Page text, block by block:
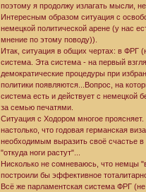
поэтому я продолжу излагать мысли,
Интересным образом ситуация с
немецкой политической арене (у нас
мнение по этому поводу)).
Итак, ситуация в общих чертах: в ФРГ
система. Эта система - на первый
демократические процедуры при
политики появляются...Вопрос, на
система есть и действует с немецкой
за семью печатями.
Ситуация с Ходором многое
настолько, что годовая германская
необходимым выразить своё счастье
"откуда ноги растут"...
Нисколько не сомневаюсь, что немцы
построили бы эффективное
Всё же парламентская система ФРГ